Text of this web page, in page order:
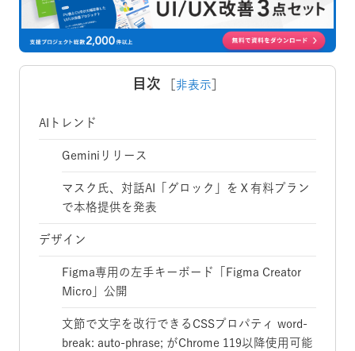
目次 非表示
AIトレンド
Geminiリリース
マスク氏、対話AI「グロック」をＸ有料プラン
で本格提供を発表
デザイン
Figma専用の左手キーボード「Figma Creator
Micro」公開
文節で文字を改行できるCSSプロパティ word-
break: auto-phrase; がChrome 119以降使用可能